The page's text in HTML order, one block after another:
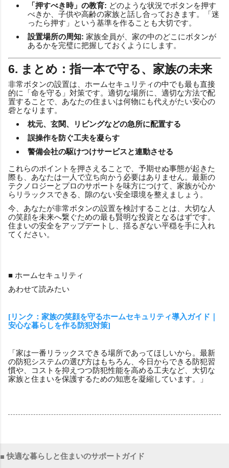
「押すべき時」の教育: どのような状況でボタンを押す
べきか、子供や高齢の家族と話し合っておきます。「迷
ったら押す」という基準を作ることも大切です。
設置場所の周知: 家族全員が、家の中のどこにボタンが
あるかを完璧に把握しておくようにします。
6. まとめ：指一本で守る、家族の未来
非常ボタンの設置は、ホームセキュリティの中でも最も直接
的に「命を守る」対策です。適切な場所に、適切な方法で配
置することで、あなたの住まいは何物にも代えがたい安心の
砦となります。
枕元、玄関、リビングなどの急所に配置する
誤操作を防ぐ工夫を凝らす
警備会社の駆けつけサービスと連動させる
これらのポイントを押さえることで、予期せぬ事態が起きた
際も、あなたは一人で立ち向かう必要はありません。最新の
テクノロジーとプロのサポートを味方につけて、家族が心か
らリラックスできる、隙のない安全環境を整えましょう。
今、あなたが非常ボタンの設置を検討することは、大切な人
の笑顔を未来へ繋ぐための最も賢明な投資となるはずです。
住まいの安全をアップデートし、揺るぎない平穏を手に入れ
てください。
■ ホームセキュリティ
あわせて読みたい
[リンク：家族の笑顔を守るホームセキュリティ導入ガイド｜
安心な暮らしを作る防犯対策]
「家は一番リラックスできる場所であってほしいから。最新
の防犯システムの選び方はもちろん、今日からできる防犯習
慣や、コストを抑えつつ防犯性能を高める工夫など、大切な
家族と住まいを保護するための知恵を凝縮しています。」
■ 快適な暮らしと住まいのサポートガイド